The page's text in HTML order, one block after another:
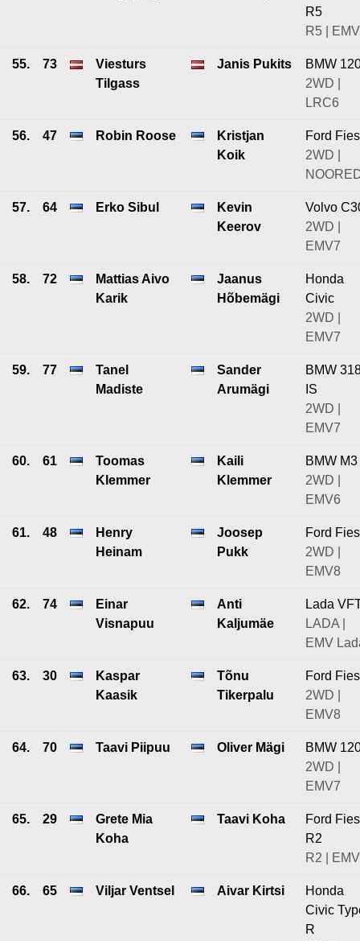
R5
R5 |
55. 73
Viesturs
Tilgass
Janis Pukits
BMW
2WD |
LRC6
56. 47 Robin Roose
Kristjan
Koik
Ford
2WD |
57. 64 Erko Sibul
Kevin
Keerov
Volvo
2WD |
EMV7
58. 72
Mattias Aivo
Karik
Jaanus
Hõbemägi
Honda
Civic
2WD |
EMV7
59. 77
Tanel
Madiste
Sander
Arumägi
BMW
IS
2WD |
EMV7
60. 61
Toomas
Klemmer
Kaili
Klemmer
BMW M3
2WD |
EMV6
61. 48
Henry
Heinam
Joosep
Pukk
Ford
2WD |
EMV8
62. 74
Einar
Visnapuu
Anti
Kaljumäe
Lada
LADA |
EMV
63. 30
Kaspar
Kaasik
Tõnu
Tikerpalu
Ford
2WD |
EMV8
64. 70 Taavi Piipuu Oliver Mägi
BMW
2WD |
EMV7
65. 29
Grete Mia
Koha
Taavi Koha
Ford
R2
R2 |
66. 65 Viljar Ventsel Aivar Kirtsi
Honda
Civic
R